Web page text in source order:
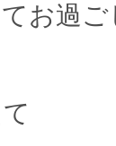
お過